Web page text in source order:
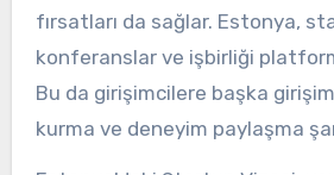
fırsatları da sağlar. Estonya,
konferanslar ve işbirliği
Bu da girişimcilere başka
kurma ve deneyim paylaşma